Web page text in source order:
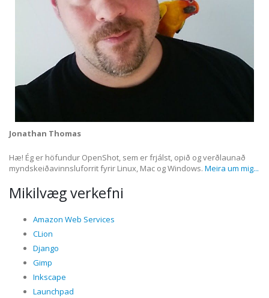
Jonathan Thomas
Hæ! Ég er höfundur OpenShot, sem er frjálst, opið og verðlaunað
myndskeiðavinnsluforrit fyrir Linux, Mac og Windows. Meira um mig...
Mikilvæg verkefni
Amazon Web Services
CLion
Django
Gimp
Inkscape
Launchpad